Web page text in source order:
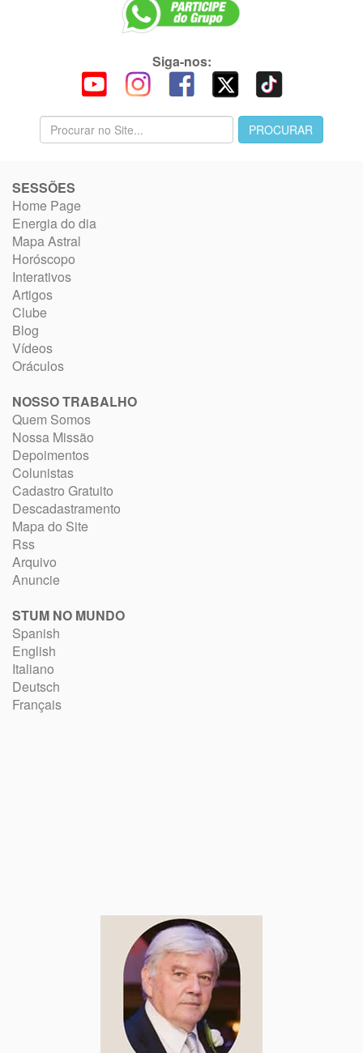
Siga-nos:
SESSÕES
Home Page
Energia do dia
Mapa Astral
Horóscopo
Interativos
Artigos
Clube
Blog
Vídeos
Oráculos
NOSSO TRABALHO
Quem Somos
Nossa Missão
Depoimentos
Colunistas
Cadastro Gratuito
Descadastramento
Mapa do Site
Rss
Arquivo
Anuncie
STUM NO MUNDO
Spanish
English
Italiano
Deutsch
Français